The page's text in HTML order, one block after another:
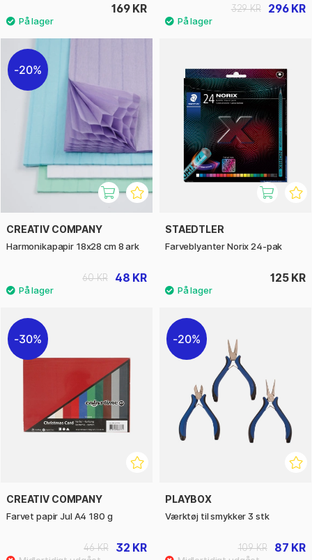
169 KR 296 KR
329 KR
20%
CREATIV COMPANY
Harmonikapapir 18x28 cm 8 ark
48 KR
60 KR
STAEDTLER
Farveblyanter Norix 24-pak
125 KR
30%
CREATIV COMPANY
Farvet papir Jul A4 180 g
32 KR
46 KR
20%
PLAYBOX
Værktøj til smykker 3 stk
87 KR
109 KR